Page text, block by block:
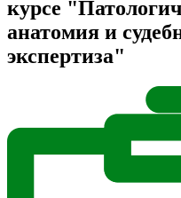
курсе
анатомия и
экспертиза"